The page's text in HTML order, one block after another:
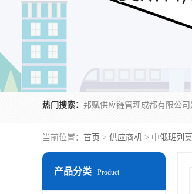
热门搜索：
当前位置： 首页 > 供应商机 > 中俄班列
产品分类 Product